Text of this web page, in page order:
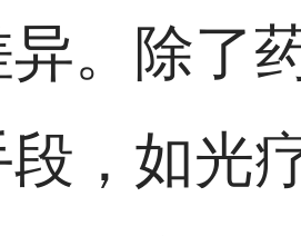
。除了
，如光